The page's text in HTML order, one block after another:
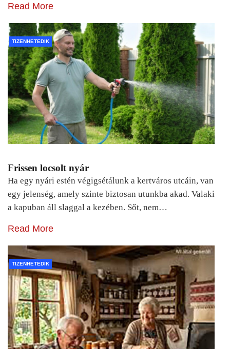
Read More
TIZENHETEDIK
Frissen locsolt nyár
Ha egy nyári estén végigsétálunk a kertváros utcáin, van
egy jelenség, amely szinte biztosan utunkba akad. Valaki
a kapuban áll slaggal a kezében. Sőt, nem…
Read More
TIZENHETEDIK